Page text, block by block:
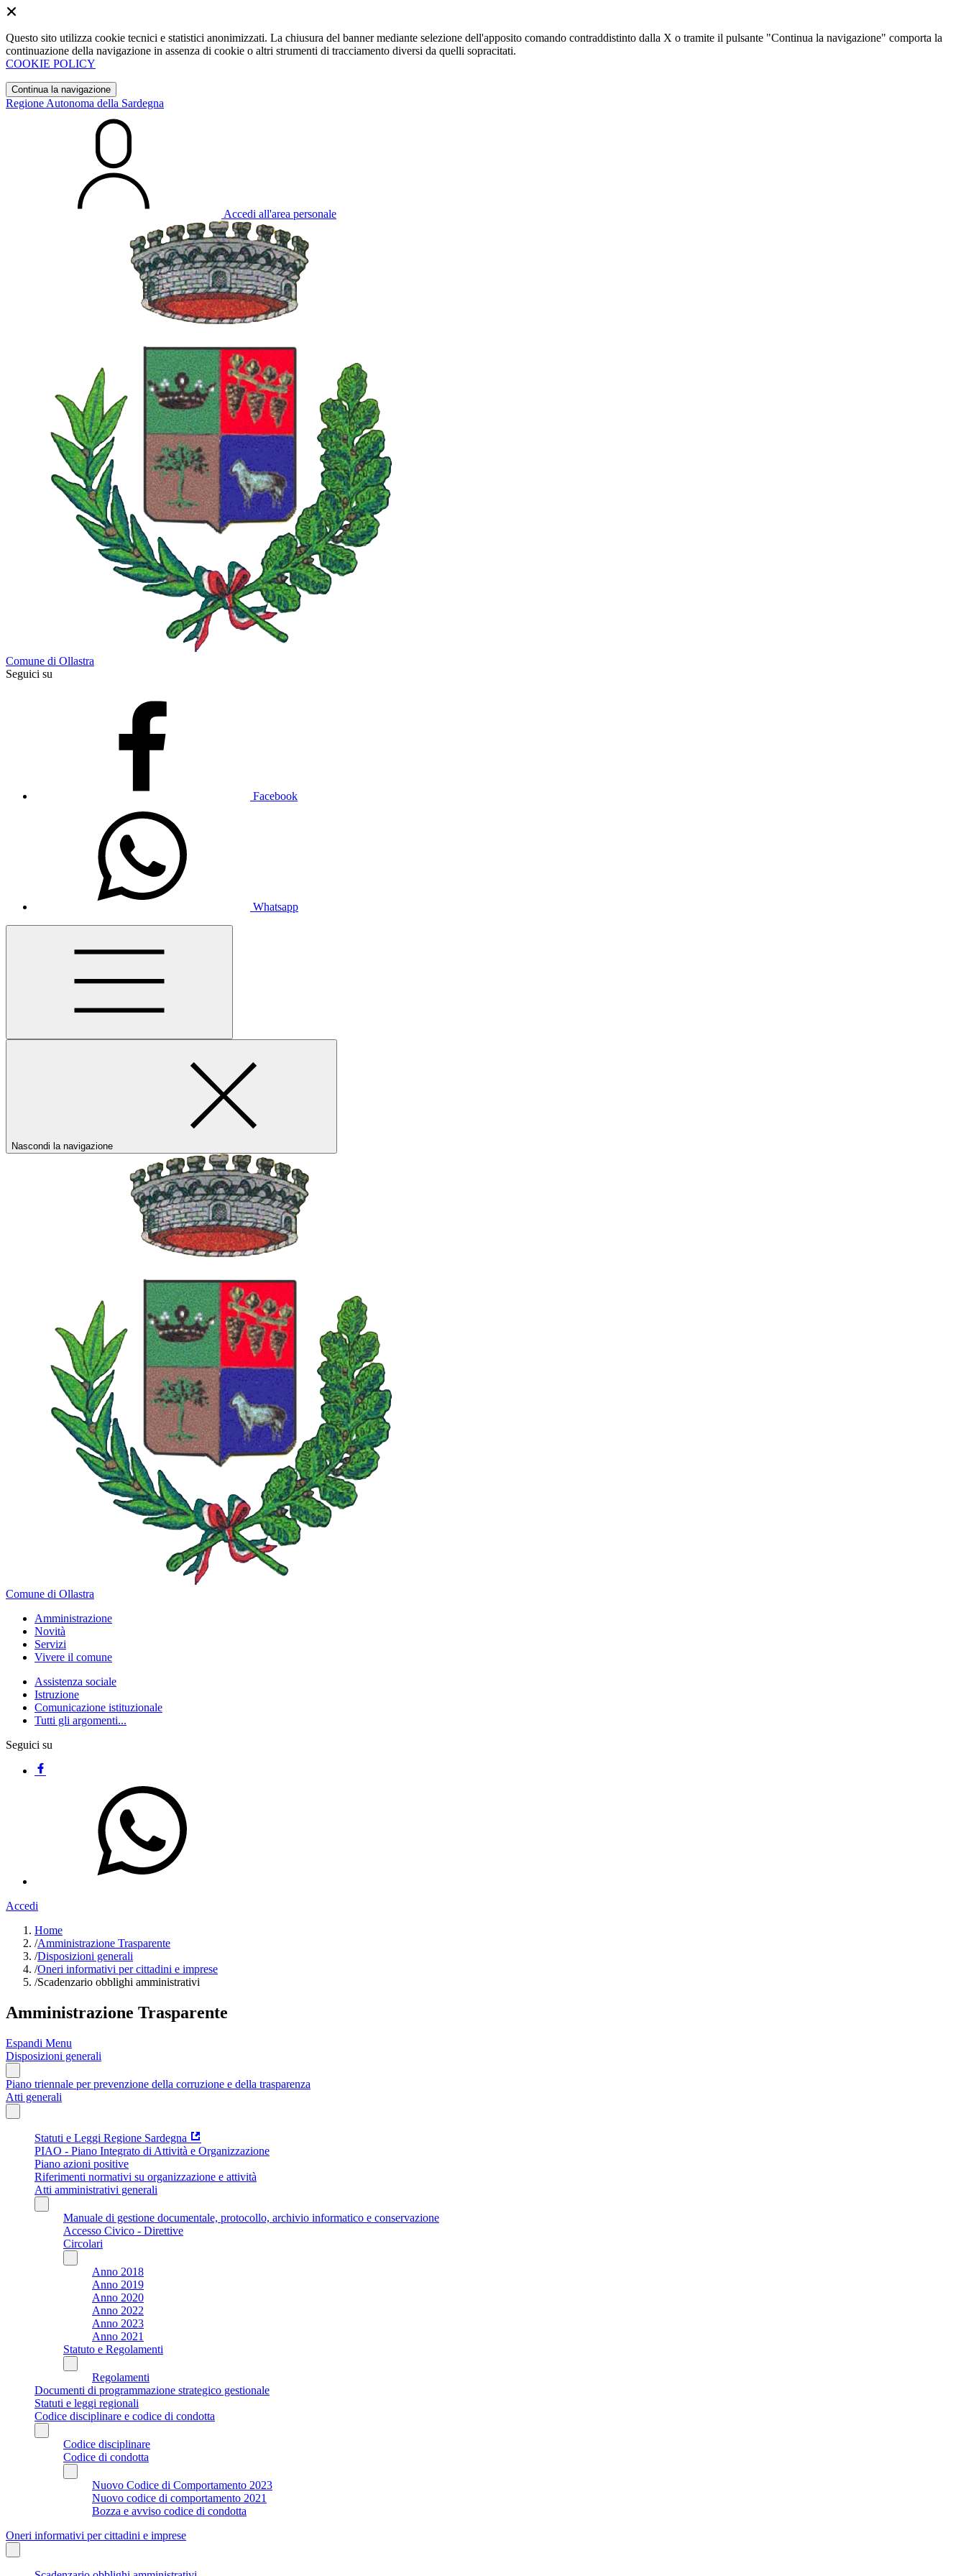
Questo sito utilizza cookie tecnici e statistici anonimizzati. La chiusura del banner mediante selezione dell'apposito comando contraddistinto dalla X o tramite il pulsante "Continua la navigazione" comporta la
continuazione della navigazione in assenza di cookie o altri strumenti di tracciamento diversi da quelli sopracitati.
COOKIE POLICY
Continua la navigazione
Regione Autonoma della Sardegna
Accedi all'area personale
Comune di Ollastra
Seguici su
Facebook
Whatsapp
Nascondi la navigazione
Comune di Ollastra
Amministrazione
Novità
Servizi
Vivere il comune
Assistenza sociale
Istruzione
Comunicazione istituzionale
Tutti gli argomenti...
Seguici su
Accedi
Home
/Amministrazione Trasparente
/Disposizioni generali
/Oneri informativi per cittadini e imprese
/Scadenzario obblighi amministrativi
Amministrazione Trasparente
Espandi Menu
Disposizioni generali
Piano triennale per prevenzione della corruzione e della trasparenza
Atti generali
Statuti e Leggi Regione Sardegna
PIAO - Piano Integrato di Attività e Organizzazione
Piano azioni positive
Riferimenti normativi su organizzazione e attività
Atti amministrativi generali
Manuale di gestione documentale, protocollo, archivio informatico e conservazione
Accesso Civico - Direttive
Circolari
Anno 2018
Anno 2019
Anno 2020
Anno 2022
Anno 2023
Anno 2021
Statuto e Regolamenti
Regolamenti
Documenti di programmazione strategico gestionale
Statuti e leggi regionali
Codice disciplinare e codice di condotta
Codice disciplinare
Codice di condotta
Nuovo Codice di Comportamento 2023
Nuovo codice di comportamento 2021
Bozza e avviso codice di condotta
Oneri informativi per cittadini e imprese